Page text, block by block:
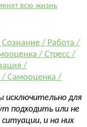
всю жизнь
Сознание / Работа /
/ Стресс /
/
/ Самооценка /
исключительно для
подходить или не
и на них